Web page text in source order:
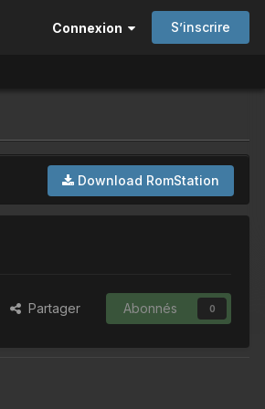
Connexion S’inscrire
Download RomStation
Partager Abonnés 0